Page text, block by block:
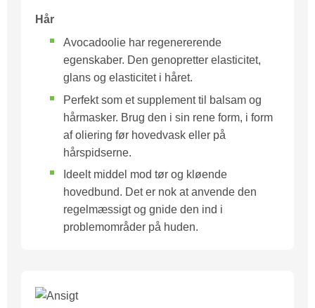
Hår
Avocadoolie har regenererende
egenskaber. Den genopretter elasticitet,
glans og elasticitet i håret.
Perfekt som et supplement til balsam og
hårmasker. Brug den i sin rene form, i form
af oliering før hovedvask eller på
hårspidserne.
Ideelt middel mod tør og kløende
hovedbund. Det er nok at anvende den
regelmæssigt og gnide den ind i
problemområder på huden.